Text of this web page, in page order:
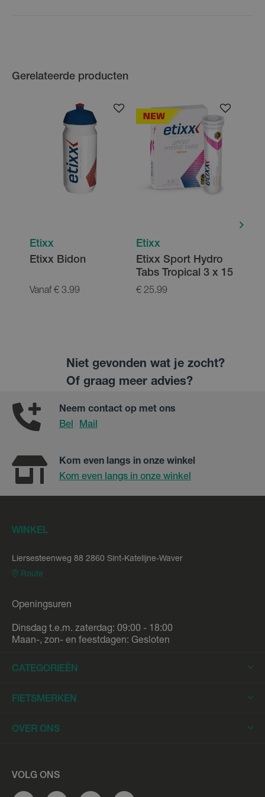
Gerelateerde producten
Etixx
Etixx Bidon
Vanaf € 3.99
Etixx
Etixx Sport Hydro
Tabs Tropical 3 x 15
€ 25.99
Niet gevonden wat je zocht?
Of graag meer advies?
Neem contact op met ons
Bel
Mail
Kom even langs in onze winkel
Kom even langs in onze winkel
WINKEL
Liersesteenweg 88 2860 Sint-Katelijne-Waver
Route
Openingsuren
Dinsdag t.e.m. zaterdag: 09:00 - 18:00
Maan-, zon- en feestdagen: Gesloten
CATEGORIEËN
Elektrische Fietsen
Elektrische Racefietsen
Elektrische Longtails
Elektrische Bakfietsen
FIETSMERKEN
Trek
OVER ONS
Werkplaats
Overname e-bike
VOLG ONS